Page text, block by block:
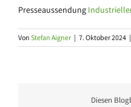
Presseaussendung
Von Stefan Aigner | 7. Oktober 2024 |
Diesen